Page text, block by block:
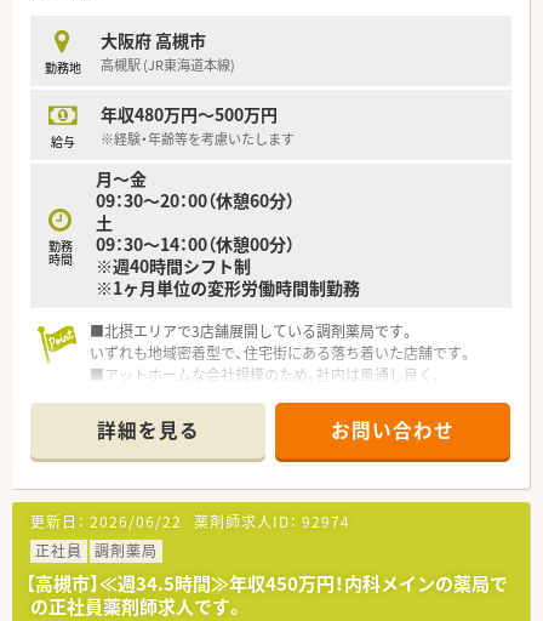
す。
勤務地
大阪府 高槻市
高槻駅 (JR東海道本線)
給与
年収480万円～500万円
※経験・年齢等を考慮いたします
勤務
時間
月～金
09：30～20：00（休憩60分）
土
09：30～14：00（休憩00分）
※週40時間シフト制
※1ヶ月単位の変形労働時間制勤務
■北摂エリアで3店舗展開している調剤薬局です。
いずれも地域密着型で、住宅街にある落ち着いた店舗です。
■アットホームな会社規模のため、社内は風通し良く、
■「電車＋市バス」での通勤や「車」通勤も可能です。
便利な方を選んでいただけます。
詳細を見る お問い合わせ
更新日： 2026/06/22 薬剤師求人ID： 92974
正社員
調剤薬局
【高槻市】≪週34.5時間≫年収450万円！内科メインの薬局で
の正社員薬剤師求人です。